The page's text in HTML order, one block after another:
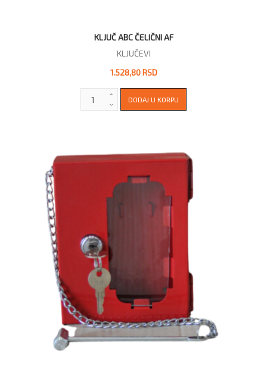
KLJUČ ABC ČELIČNI AF
KLJUČEVI
1.528,80 RSD